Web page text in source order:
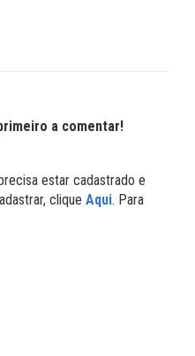
a comentar!
estar cadastrado e
clique Aqui. Para